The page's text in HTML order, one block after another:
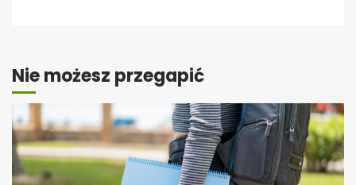
Nie możesz przegapić